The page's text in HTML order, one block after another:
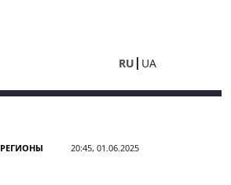
RU UA
РЕГИОНЫ 20:45, 01.06.2025